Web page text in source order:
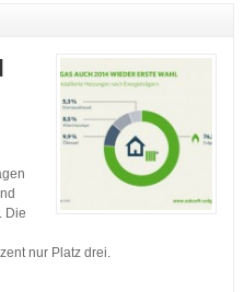
Die
nur Platz drei.